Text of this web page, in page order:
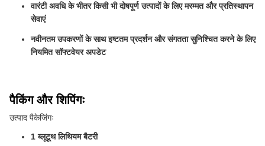
वारंटी अवधि के भीतर किसी भी दोषपूर्ण उत्पादों के लिए मरम्मत और प्रतिस्थापन
सेवाएं
नवीनतम उपकरणों के साथ इष्टतम प्रदर्शन और संगतता सुनिश्चित करने के लिए
नियमित सॉफ्टवेयर अपडेट
पैकिंग और शिपिंगः
उत्पाद पैकेजिंगः
1 ब्लूटूथ लिथियम बैटरी